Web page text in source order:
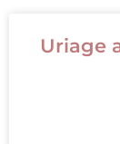
Uriage